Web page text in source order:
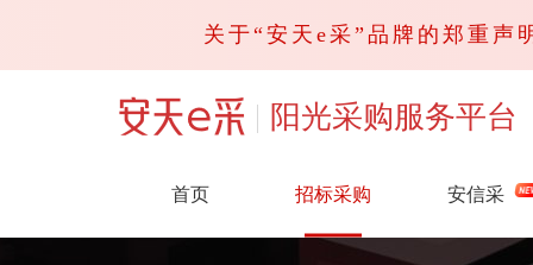
关于“安天e采”品牌的郑重
阳光采购服务平台
首页 招标采购 安信采